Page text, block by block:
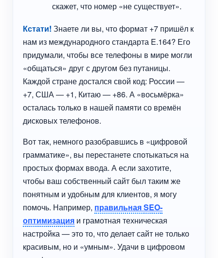
скажет, что номер «не существует».
Кстати! Знаете ли вы, что формат +7 пришёл к
нам из международного стандарта E.164? Его
придумали, чтобы все телефоны в мире могли
«общаться» друг с другом без путаницы.
Каждой стране достался свой код: России —
+7, США — +1, Китаю — +86. А «восьмёрка»
осталась только в нашей памяти со времён
дисковых телефонов.
Вот так, немного разобравшись в «цифровой
грамматике», вы перестанете спотыкаться на
простых формах ввода. А если захотите,
чтобы ваш собственный сайт был таким же
понятным и удобным для клиентов, я могу
помочь. Например, правильнаяSEO-
оптимизация и грамотная техническая
настройка — это то, что делает сайт не только
красивым, но и «умным». Удачи в цифровом